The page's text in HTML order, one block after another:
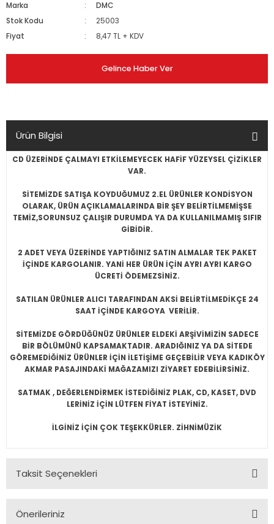
Marka
DMC
Stok Kodu
25003
Fiyat
8,47 TL + KDV
Gelince Haber Ver
Ürün Bilgisi
CD ÜZERİNDE ÇALMAYI ETKİLEMEYECEK HAFİF YÜZEYSEL ÇİZİKLER
VAR.
SİTEMİZDE SATIŞA KOYDUĞUMUZ 2.EL ÜRÜNLER KONDİSYON
OLARAK, ÜRÜN AÇIKLAMALARINDA BİR ŞEY BELİRTİLMEMİŞSE
TEMİZ,SORUNSUZ ÇALIŞIR DURUMDA YA DA KULLANILMAMIŞ SIFIR
GİBİDİR.
2 ADET VEYA ÜZERİNDE YAPTIĞINIZ SATIN ALMALAR TEK PAKET
İÇİNDE KARGOLANIR. YANİ HER ÜRÜN İÇİN AYRI AYRI KARGO
ÜCRETİ ÖDEMEZSİNİZ.
SATILAN ÜRÜNLER ALICI TARAFINDAN AKSİ BELİRTİLMEDİKÇE 24
SAAT İÇİNDE KARGOYA VERİLİR.
SİTEMİZDE GÖRDÜĞÜNÜZ ÜRÜNLER ELDEKİ ARŞİVİMİZİN SADECE
BİR BÖLÜMÜNÜ KAPSAMAKTADIR. ARADIĞINIZ YA DA SİTEDE
GÖREMEDİĞİNİZ ÜRÜNLER İÇİN İLETİŞİME GEÇEBİLİR VEYA KADIKÖY
AKMAR PASAJINDAKİ MAĞAZAMIZI ZİYARET EDEBİLİRSİNİZ.
SATMAK , DEĞERLENDİRMEK İSTEDİĞİNİZ PLAK, CD, KASET, DVD
LERİNİZ İÇİN LÜTFEN FİYAT İSTEYİNİZ.
İLGİNİZ İÇİN ÇOK TEŞEKKÜRLER. ZİHNİMÜZİK
Taksit Seçenekleri
Önerileriniz